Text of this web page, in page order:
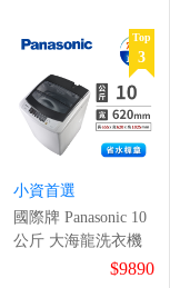
Top
3
小資首選
國際牌 Panasonic 10
公斤 大海龍洗衣機
$9890